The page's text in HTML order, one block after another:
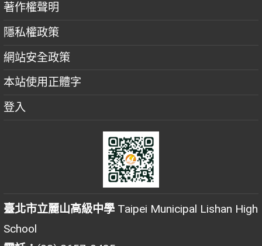
著作權聲明
隱私權政策
網站安全政策
本站使用正體字
登入
臺北市立麗山高級中學 Taipei Municipal Lishan High
School